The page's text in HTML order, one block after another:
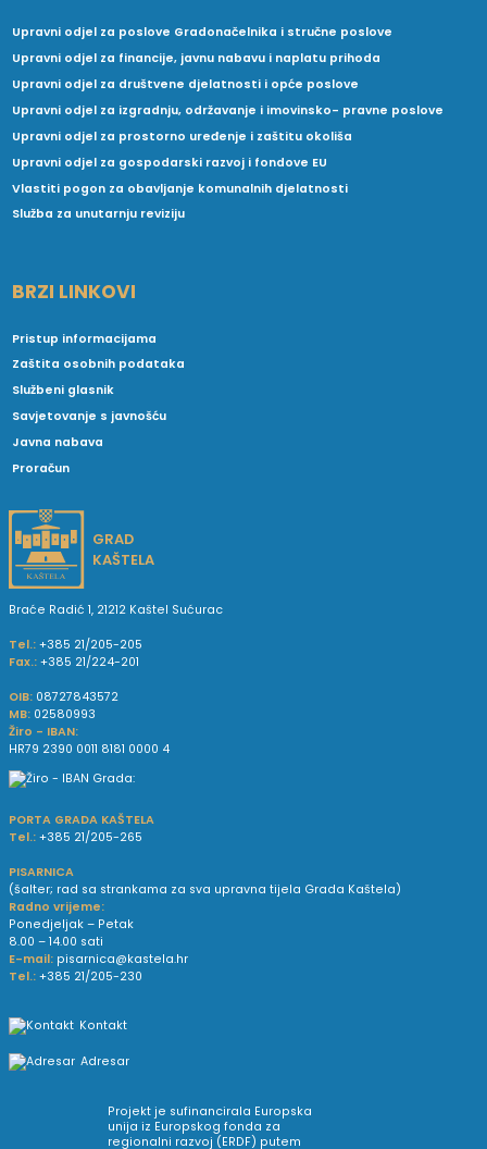
Upravni odjel za poslove Gradonačelnika i stručne poslove
Upravni odjel za financije, javnu nabavu i naplatu prihoda
Upravni odjel za društvene djelatnosti i opće poslove
Upravni odjel za izgradnju, održavanje i imovinsko- pravne poslove
Upravni odjel za prostorno uređenje i zaštitu okoliša
Upravni odjel za gospodarski razvoj i fondove EU
Vlastiti pogon za obavljanje komunalnih djelatnosti
Služba za unutarnju reviziju
BRZI LINKOVI
Pristup informacijama
Zaštita osobnih podataka
Službeni glasnik
Savjetovanje s javnošću
Javna nabava
Proračun
GRAD
KAŠTELA
Braće Radić 1, 21212 Kaštel Sućurac
Tel.: +385 21/205-205
Fax.: +385 21/224-201
OIB: 08727843572
MB: 02580993
Žiro - IBAN:
HR79 2390 0011 8181 0000 4
PORTA GRADA KAŠTELA
Tel.: +385 21/205-265
PISARNICA
(šalter; rad sa strankama za sva upravna tijela Grada Kaštela)
Radno vrijeme:
Ponedjeljak – Petak
8.00 – 14.00 sati
E-mail: pisarnica@kastela.hr
Tel.: +385 21/205-230
Kontakt
Adresar
Projekt je sufinancirala Europska
unija iz Europskog fonda za
regionalni razvoj (ERDF) putem